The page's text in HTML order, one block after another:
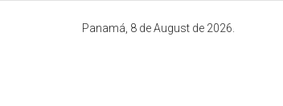
Panamá, 8 de August de 2026.